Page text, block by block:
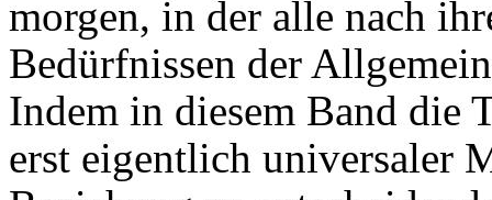
morgen, in der alle nach
Bedürfnissen der
Indem in diesem Band die
erst eigentlich universaler